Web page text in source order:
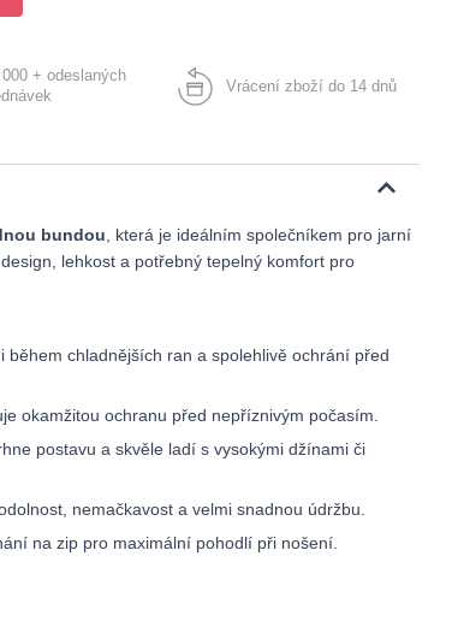
+ odeslaných
Vrácení zboží do 14 dnů
bundou , která je ideálním společníkem pro jarní
lehkost a potřebný tepelný komfort pro
během chladnějších ran a spolehlivě ochrání před
okamžitou ochranu před nepříznivým počasím.
postavu a skvěle ladí s vysokými džínami či
nemačkavost a velmi snadnou údržbu.
na zip pro maximální pohodlí při nošení.